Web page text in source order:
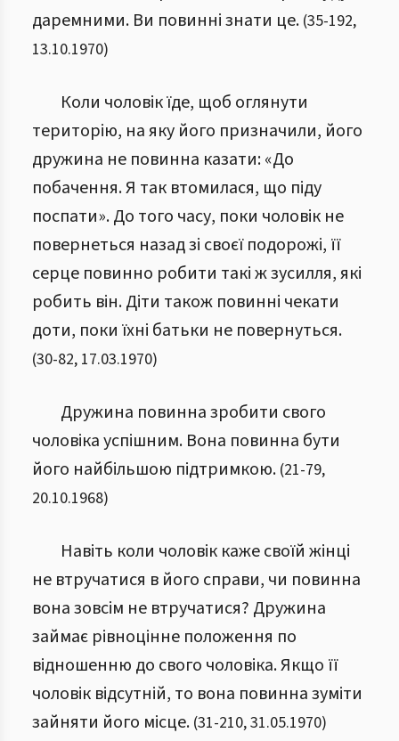
даремними. Ви повинні знати це. (35-192,
13.10.1970)
Коли чоловік їде, щоб оглянути
територію, на яку його призначили, його
дружина не повинна казати: «До
побачення. Я так втомилася, що піду
поспати». До того часу, поки чоловік не
повернеться назад зі своєї подорожі, її
серце повинно робити такі ж зусилля, які
робить він. Діти також повинні чекати
доти, поки їхні батьки не повернуться.
(30-82, 17.03.1970)
Дружина повинна зробити свого
чоловіка успішним. Вона повинна бути
його найбільшою підтримкою. (21-79,
20.10.1968)
Навіть коли чоловік каже своїй жінці
не втручатися в його справи, чи повинна
вона зовсім не втручатися? Дружина
займає рівноцінне положення по
відношенню до свого чоловіка. Якщо її
чоловік відсутній, то вона повинна зуміти
зайняти його місце. (31-210,31.05.1970)